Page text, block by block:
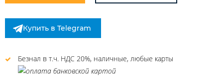
Купить в Telegram
Безнал в т.ч. НДС 20%, наличные, любые карты